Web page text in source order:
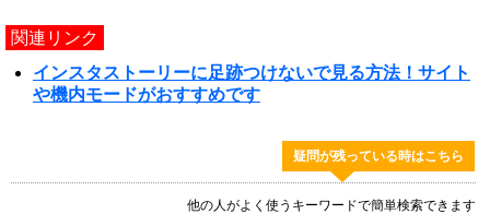
関連リンク
インスタストーリーに足跡つけないで見る方法！サイト
や機内モードがおすすめです
疑問が残っている時はこちら
他の人がよく使うキーワードで簡単検索できます